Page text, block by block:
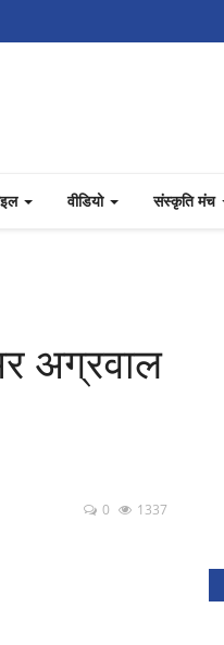
वीडियो संस्कृति मंच
अग्रवाल
0 1337